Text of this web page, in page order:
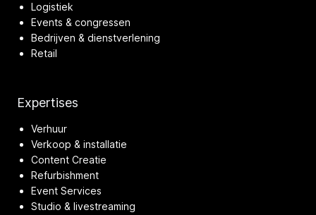
Logistiek
Events & congressen
Bedrijven & dienstverlening
Retail
Expertises
Verhuur
Verkoop & installatie
Content Creatie
Refurbishment
Event Services
Studio & livestreaming